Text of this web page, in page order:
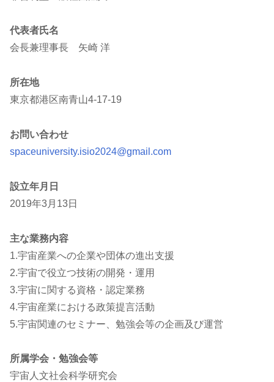
代表者氏名
会長兼理事長 矢崎 洋
所在地
東京都港区南青山4-17-19
お問い合わせ
spaceuniversity.isio2024@gmail.com
設立年月日
2019年3月13日
主な業務内容
1.宇宙産業への企業や団体の進出支援
2.宇宙で役立つ技術の開発・運用
3.宇宙に関する資格・認定業務
4.宇宙産業における政策提言活動
5.宇宙関連のセミナー、勉強会等の企画及び運営
所属学会・勉強会等
宇宙人文社会科学研究会